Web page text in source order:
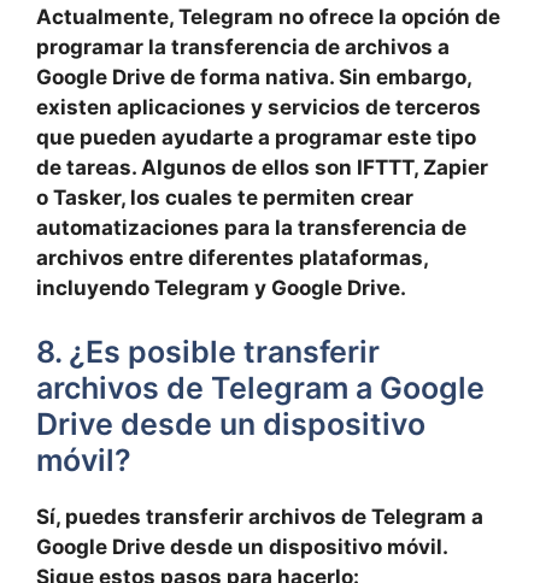
Actualmente, Telegram no ofrece la opción de
programar la transferencia de archivos a
Google Drive de forma nativa. Sin embargo,
existen aplicaciones y servicios de terceros
que pueden ayudarte a programar este tipo
de tareas. Algunos de ellos son IFTTT, Zapier
o Tasker, los cuales te permiten crear
automatizaciones para la transferencia de
archivos entre diferentes plataformas,
incluyendo Telegram y Google Drive.
8. ¿Es posible transferir
archivos de Telegram a Google
Drive desde un dispositivo
móvil?
Sí, puedes transferir archivos de Telegram a
Google Drive desde un dispositivo móvil.
Sigue estos pasos para hacerlo: